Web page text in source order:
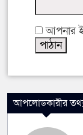
আপনার
আপলোডকারীর